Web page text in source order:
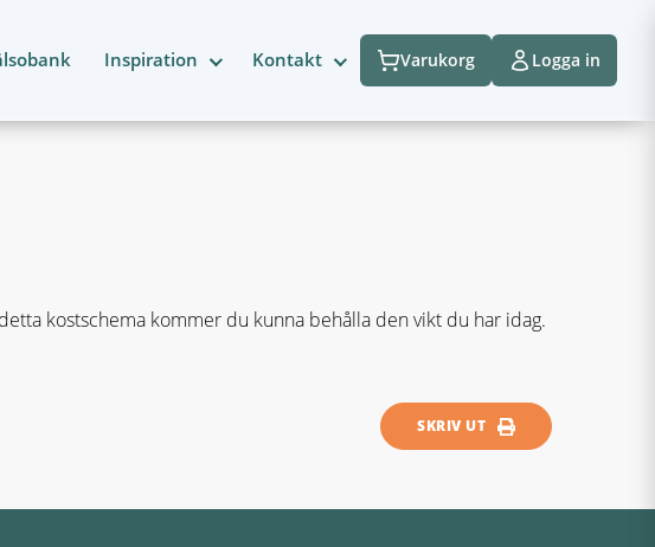
Inspiration Kontakt Varukorg Logga in
kostschema kommer du kunna behålla den vikt du har idag.
SKRIV UT